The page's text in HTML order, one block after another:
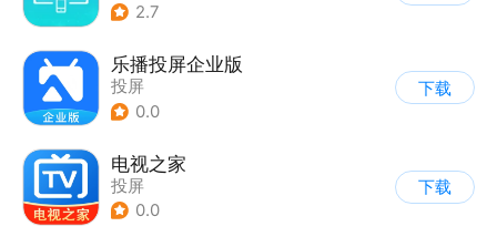
2.7
乐播投屏企业版
投屏
0.0
下载
电视之家
投屏
0.0
下载